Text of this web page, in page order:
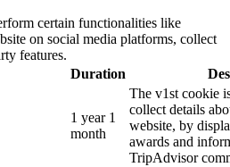
certain functionalities like
on social media platforms, collect
features.
Duration
1 year 1
month
The v1st cookie
collect details
website, by
awards and
TripAdvisor